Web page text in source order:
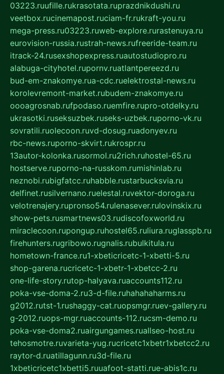
03223.ruufille.rukrasotata.ruprazdnikdushi.ru
veetbox.rucinemapost.ruciam-fr.rukraft-you.ru
mega-press.ru03223.ruweb-explore.rurastenuya.ru
eurovision-russia.rustrah-news.rufreeride-team.ru
itrack-24.rusexshopexpress.ruautostudiopro.ru
alabuga-cityhotel.rupornv.ruatlantpereezd.ru
bud-em-znakomye.rua-cdc.ruelektrostal-news.ru
korolevremont-market.rubudem-znakomye.ru
oooagrosnab.rufpodaso.ruemfire.rupro-otdelky.ru
ukrasotki.ruseksuzbek.ruseks-uzbek.ruporno-vk.ru
sovratili.ruolecoon.ruvd-dosug.ruadonyev.ru
rbc-news.ruporno-skvirt.rukrospr.ru
13autor-kolonka.rusormol.ru2rich.ruhostel-65.ru
hostserve.ruporno-na-russkom.rumishinlab.ru
neznobi.rubigfatcc.ruhabble.rustarbucksvia.ru
delfinet.rusilvernano.ruelestal.ruvektor-doroga.ru
velotrenajery.rupronso54.rulenasever.rulovinskix.ru
show-pets.rusmartnews03.rudiscofoxworld.ru
miraclecoon.rupongup.ruhostel65.ruliura.ruglasspb.ru
firehunters.rugribowo.rugnalis.rubulkitula.ru
hometown-france.ru1-xbeticricetc-1-xbetti-5.ru
shop-garena.rucricetc-1-xbetr-1-xbetcc-2.ru
one-life-story.rutop-halyava.ruaccounts112.ru
poka-vse-doma-2.ru3-d-file.ruhahahaharms.ru
g2012.rutst-1.rushaggy-cat.ruopsmgr.ruev-gallery.ru
g-2012.ruops-mgr.ruaccounts-112.rucsm-demo.ru
poka-vse-doma2.ruairgungames.ruallseo-host.ru
tehosmotre.ruvarieta-yug.rucricetc1xbetr1xbetcc2.ru
raytor-d.ruatillagunn.ru3d-file.ru
1xbeticricetc1xbetti5.ruuafoot-statti.rue-abis1c.ru